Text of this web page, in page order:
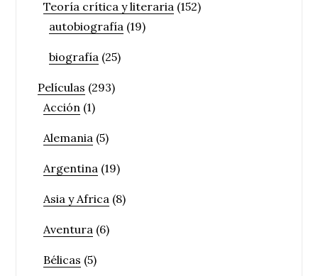
Teoría crítica y literaria (152)
autobiografía (19)
biografía (25)
Películas (293)
Acción (1)
Alemania (5)
Argentina (19)
Asia y Africa (8)
Aventura (6)
Bélicas (5)